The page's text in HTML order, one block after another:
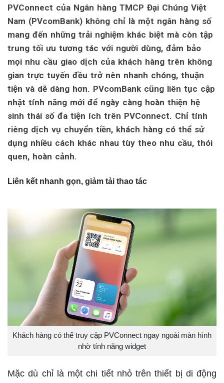
PVConnect của Ngân hàng TMCP Đại Chúng Việt
Nam (PVcomBank) không chỉ là một ngân hàng số
mang đến những trải nghiệm khác biệt mà còn tập
trung tối ưu tương tác với người dùng, đảm bảo
mọi nhu cầu giao dịch của khách hàng trên không
gian trực tuyến đều trở nên nhanh chóng, thuận
tiện và dễ dàng hơn. PVcomBank cũng liên tục cập
nhật tính năng mới để ngày càng hoàn thiện hệ
sinh thái số đa tiện ích trên PVConnect. Chỉ tính
riêng dịch vụ chuyển tiền, khách hàng có thể sử
dụng nhiều cách khác nhau tùy theo nhu cầu, thói
quen, hoàn cảnh.
Liên kết nhanh gọn, giảm tải thao tác
Khách hàng có thể truy cập PVConnect ngay ngoài màn hình
nhờ tính năng widget
Mặc dù chỉ là một chi tiết nhỏ trên thiết bị di động